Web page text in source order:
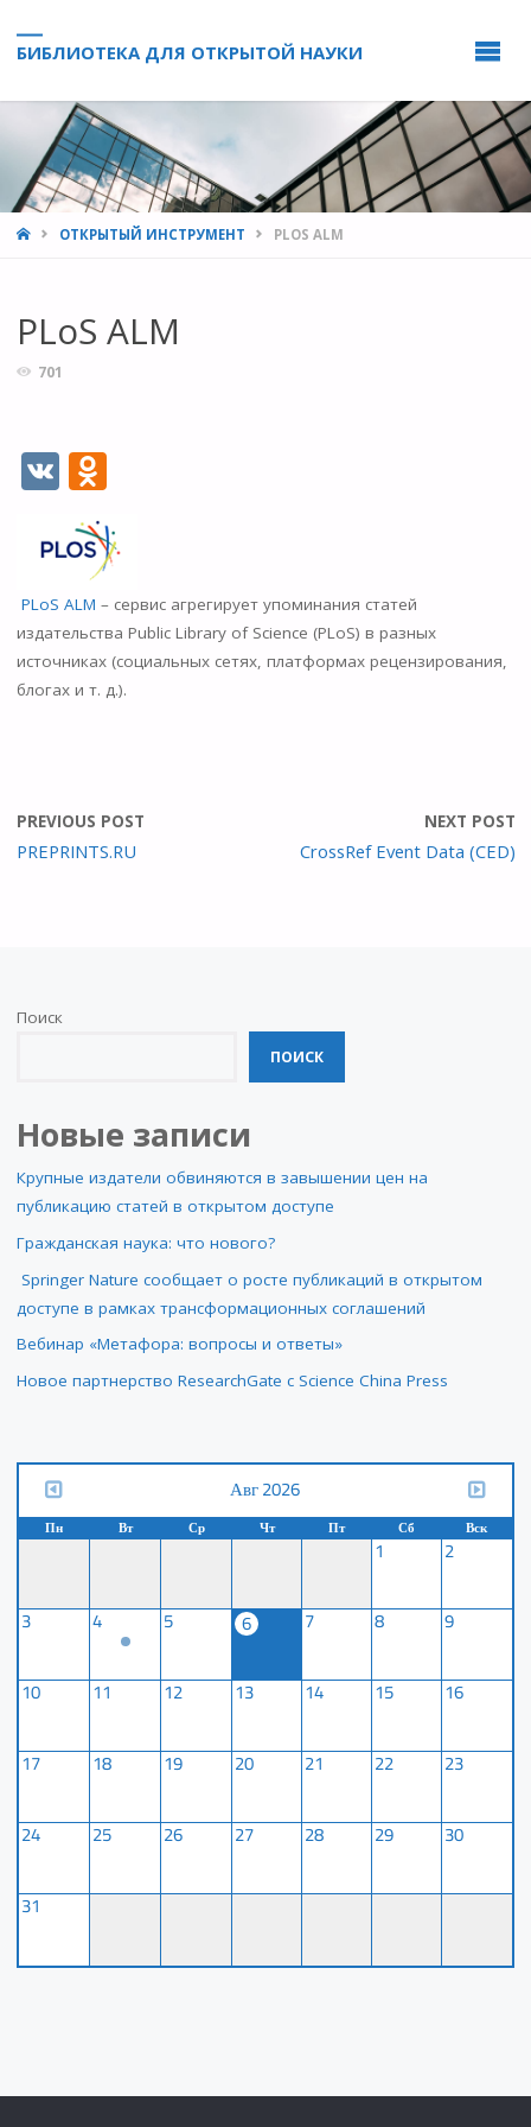
БИБЛИОТЕКА ДЛЯ ОТКРЫТОЙ НАУКИ
HOMEОТКРЫТЫЙ ИНСТРУМЕНТ PLOS ALM
PLoS ALM
701
V
K
O
n
kl
as
s
PLoS ALM – сервис агрегирует упоминания статей
издательства Public Library of Science (PLoS) в разных
источниках (социальных сетях, платформах рецензирования,
блогах и т. д.).
PREVIOUS POST
PREPRINTS.RU
NEXT POST
CrossRef Event Data (CED)
Поиск
ПОИСК
Новые записи
Крупные издатели обвиняются в завышении цен на
публикацию статей в открытом доступе
Гражданская наука: что нового?
Springer Nature сообщает о росте публикаций в открытом
доступе в рамках трансформационных соглашений
Вебинар «Метафора: вопросы и ответы»
Новое партнерство ResearchGate с Science China Press
Авг 2026
Пн Вт Ср Чт Пт Сб Вск
1 2
3 4 5 6 7 8 9
10 11 12 13 14 15 16
17 18 19 20 21 22 23
24 25 26 27 28 29 30
31